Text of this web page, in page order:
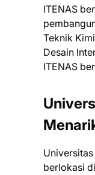
ITENAS
Teknik
Desain
ITENAS
berlokasi